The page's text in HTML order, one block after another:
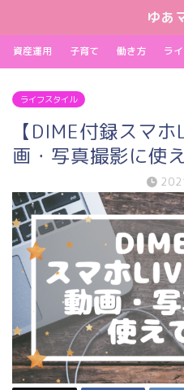
ゆあ
資産運用 子育て 働き方 ラ
ライフスタイル
【DIME付録スマ
画・写真撮影に使